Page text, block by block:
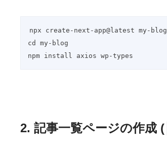
npx create-next-app@latest my-blog
cd my-blog
npm install axios wp-types
2. 記事一覧ページの作成 (